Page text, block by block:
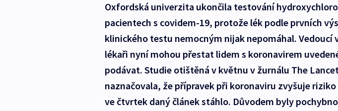
Oxfordská univerzita ukončila testování
pacientech s covidem-19, protože lék podle prvních
klinického testu nemocným nijak nepomáhal. Vedoucí
lékaři nyní mohou přestat lidem s koronavirem
podávat. Studie otištěná v květnu v žurnálu The
naznačovala, že přípravek při koronaviru zvyšuje
ve čtvrtek daný článek stáhlo. Důvodem byly